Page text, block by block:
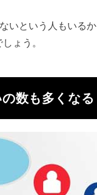
いという人もいる
ょう。
数も多くなる